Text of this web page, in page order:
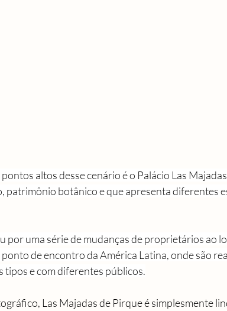
altos desse cenário é o Palácio Las
patrimônio botânico e que apresenta diferentes
por uma série de mudanças de proprietários ao
de encontro da América Latina, onde são
tipos e com diferentes públicos.
Las Majadas de Pirque é simplesmente